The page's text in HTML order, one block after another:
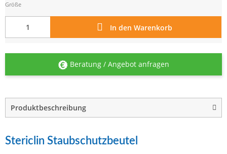
Größe
In den Warenkorb
Beratung / Angebot anfragen
Produktbeschreibung
Stericlin Staubschutzbeutel